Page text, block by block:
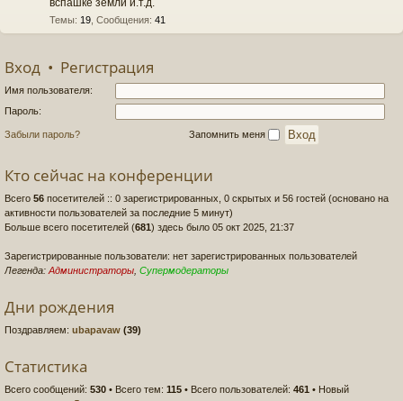
вспашке земли и.т.д.
Темы: 19 Сообщения: 41
Вход • Регистрация
Имя пользователя:
Пароль:
Забыли пароль? Запомнить меня
Кто сейчас на конференции
Всего 56 посетителей :: 0 зарегистрированных, 0 скрытых и 56 гостей (основано на
активности пользователей за последние 5 минут)
Больше всего посетителей (681) здесь было 05 окт 2025, 21:37
Зарегистрированные пользователи: нет зарегистрированных пользователей
Легенда: Администраторы Супермодераторы
Дни рождения
Поздравляем: ubapavaw (39)
Статистика
Всего сообщений: 530 • Всего тем: 115 • Всего пользователей: 461 • Новый